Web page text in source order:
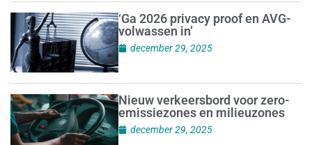
‘Ga 2026 privacy proof en AVG-
volwassen in’
december 29, 2025
Nieuw verkeersbord voor zero-
emissiezones en milieuzones
december 29, 2025